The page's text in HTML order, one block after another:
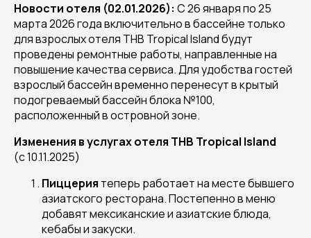
Новости отеля (02.01.2026): С 26 января по 25
марта 2026 года включительно в бассейне только
для взрослых отеля THB Tropical Island будут
проведены ремонтные работы, направленные на
повышение качества сервиса. Для удобства гостей
взрослый бассейн временно перенесут в крытый
подогреваемый бассейн блока №100,
расположенный в островной зоне.
Изменения в услугах отеля THB Tropical Island
(с 10.11.2025)
Пиццерия теперь работает на месте бывшего
азиатского ресторана. Постепенно в меню
добавят мексиканские и азиатские блюда,
кебабы и закуски.